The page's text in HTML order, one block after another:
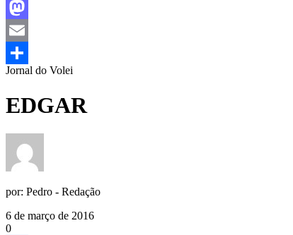
Facebook
Mastodon
Email
Share
Jornal do Volei
EDGAR
por: Pedro - Redação
6 de março de 2016
0